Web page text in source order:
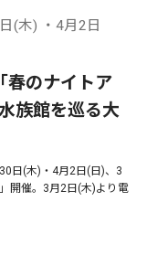
(木) ・4月2日
春のナイトア
族館を巡る大
日(木)・4月2日(日)、3
開催。3月2日(木)より電